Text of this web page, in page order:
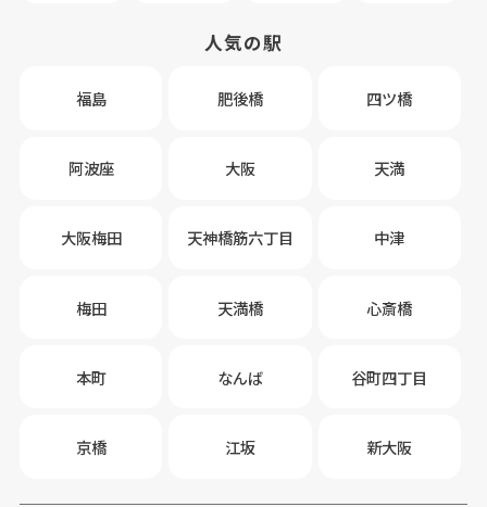
人気の駅
福島 肥後橋 四ツ橋
阿波座 大阪 天満
大阪梅田 天神橋筋六丁目 中津
梅田 天満橋 心斎橋
本町 なんば 谷町四丁目
京橋 江坂 新大阪